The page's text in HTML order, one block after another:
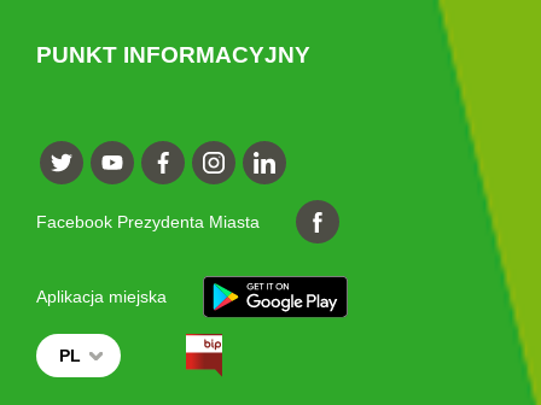
PUNKT INFORMACYJNY
Facebook Prezydenta Miasta
Aplikacja miejska
PL